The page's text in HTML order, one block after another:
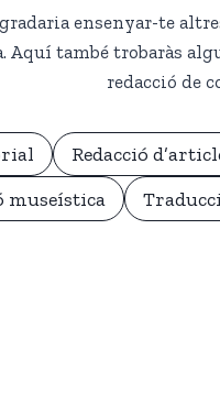
ensenyar-te
Aquí també trobaràs
redacció de
Redacció
museística